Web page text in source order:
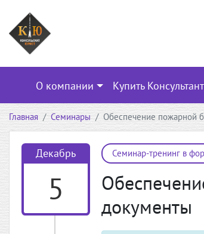
О компании Купить
Главная Семинары Обеспечение пожарной
Декабрь
5
Семинар-тренинг в
документы